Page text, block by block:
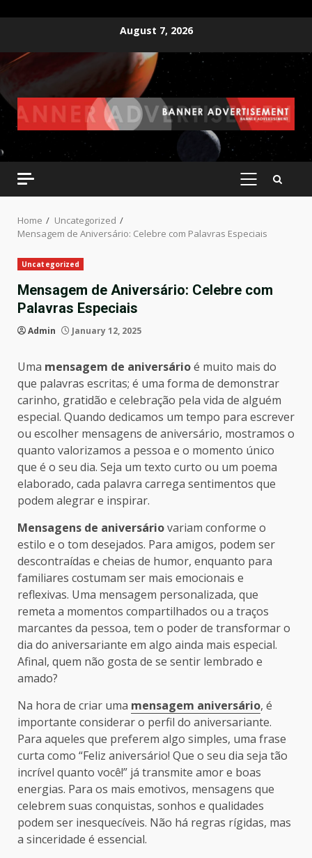
content
August 7, 2026
PRIMARY
Home
Uncategorized
Mensagem de Aniversário: Celebre com Palavras Especiais
Uncategorized
Mensagem de Aniversário: Celebre com
Palavras Especiais
Admin January 12, 2025
Uma mensagem de aniversárioé muito mais do
que palavras escritas; é uma forma de demonstrar
carinho, gratidão e celebração pela vida de alguém
especial. Quando dedicamos um tempo para escrever
ou escolher mensagens de aniversário, mostramos o
quanto valorizamos a pessoa e o momento único
que é o seu dia. Seja um texto curto ou um poema
elaborado, cada palavra carrega sentimentos que
podem alegrar e inspirar.
Mensagens de aniversáriovariam conforme o
estilo e o tom desejados. Para amigos, podem ser
descontraídas e cheias de humor, enquanto para
familiares costumam ser mais emocionais e
reflexivas. Uma mensagem personalizada, que
remeta a momentos compartilhados ou a traços
marcantes da pessoa, tem o poder de transformar o
dia do aniversariante em algo ainda mais especial.
Afinal, quem não gosta de se sentir lembrado e
amado?
Na hora de criar uma mensagem aniversário, é
importante considerar o perfil do aniversariante.
Para aqueles que preferem algo simples, uma frase
curta como “Feliz aniversário! Que o seu dia seja tão
incrível quanto você!” já transmite amor e boas
energias. Para os mais emotivos, mensagens que
celebrem suas conquistas, sonhos e qualidades
podem ser inesquecíveis. Não há regras rígidas, mas
a sinceridade é essencial.